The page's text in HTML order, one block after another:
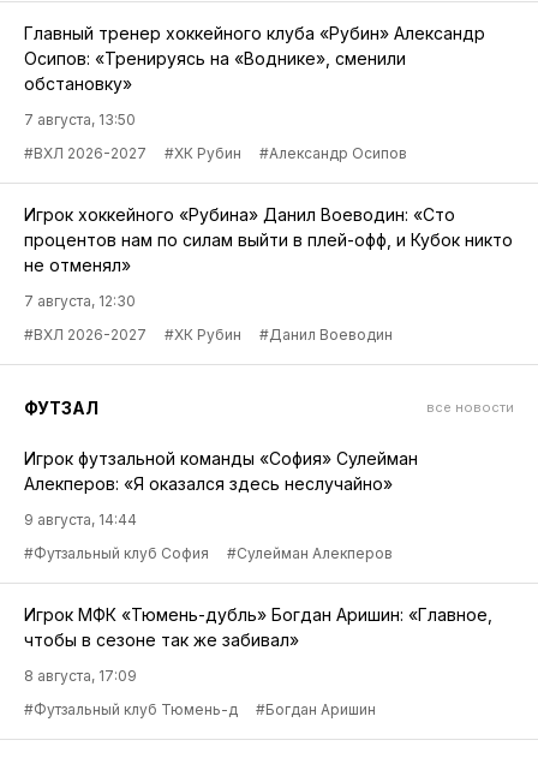
Главный тренер хоккейного клуба «Рубин» Александр
Осипов: «Тренируясь на «Воднике», сменили
обстановку»
7 августа, 13:50
#ВХЛ 2026-2027
#ХК Рубин #Александр Осипов
Игрок хоккейного «Рубина» Данил Воеводин: «Сто
процентов нам по силам выйти в плей-офф, и Кубок никто
не отменял»
7 августа, 12:30
#ВХЛ 2026-2027
#ХК Рубин #Данил Воеводин
ФУТЗАЛ все новости
Игрок футзальной команды «София» Сулейман
Алекперов: «Я оказался здесь неслучайно»
9 августа, 14:44
#Футзальный клуб София
#Сулейман Алекперов
Игрок МФК «Тюмень-дубль» Богдан Аришин: «Главное,
чтобы в сезоне так же забивал»
8 августа, 17:09
#Футзальный клуб Тюмень-д
#Богдан Аришин